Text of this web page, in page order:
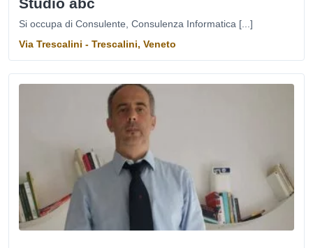
Si occupa di Consulente, Consulenza Informatica [...]
Via Trescalini - Trescalini, Veneto